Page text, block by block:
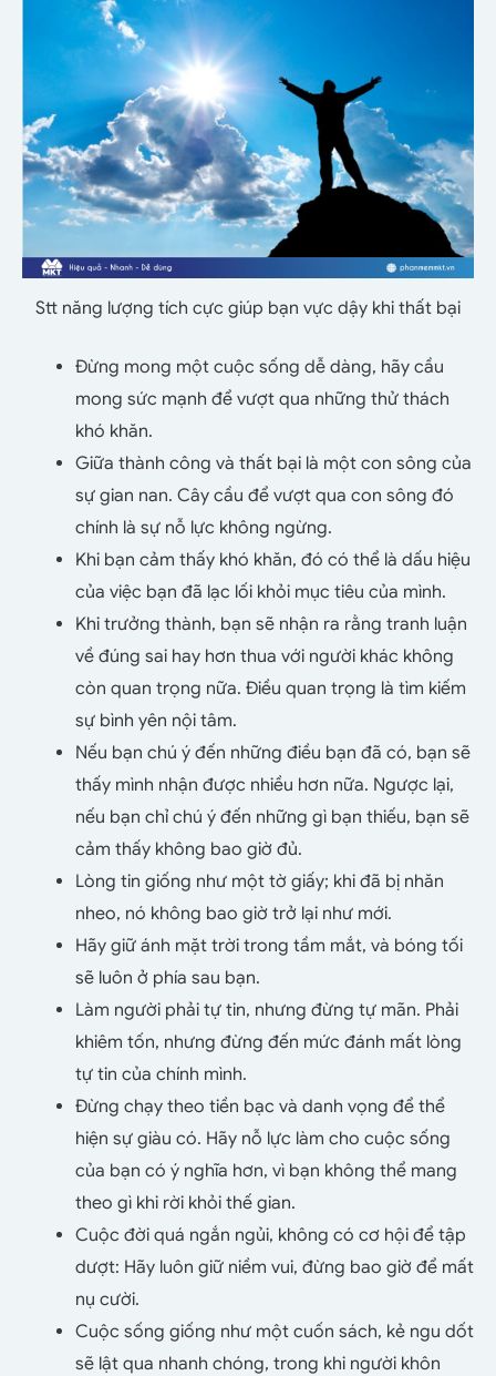
Stt năng lượng tích cực giúp bạn vực dậy khi thất bại
Đừng mong một cuộc sống dễ dàng, hãy cầu
mong sức mạnh để vượt qua những thử thách
khó khăn.
Giữa thành công và thất bại là một con sông của
sự gian nan. Cây cầu để vượt qua con sông đó
chính là sự nỗ lực không ngừng.
Khi bạn cảm thấy khó khăn, đó có thể là dấu hiệu
của việc bạn đã lạc lối khỏi mục tiêu của mình.
Khi trưởng thành, bạn sẽ nhận ra rằng tranh luận
về đúng sai hay hơn thua với người khác không
còn quan trọng nữa. Điều quan trọng là tìm kiếm
sự bình yên nội tâm.
Nếu bạn chú ý đến những điều bạn đã có, bạn sẽ
thấy mình nhận được nhiều hơn nữa. Ngược lại,
nếu bạn chỉ chú ý đến những gì bạn thiếu, bạn sẽ
cảm thấy không bao giờ đủ.
Lòng tin giống như một tờ giấy; khi đã bị nhăn
nheo, nó không bao giờ trở lại như mới.
Hãy giữ ánh mặt trời trong tầm mắt, và bóng tối
sẽ luôn ở phía sau bạn.
Làm người phải tự tin, nhưng đừng tự mãn. Phải
khiêm tốn, nhưng đừng đến mức đánh mất lòng
tự tin của chính mình.
Đừng chạy theo tiền bạc và danh vọng để thể
hiện sự giàu có. Hãy nỗ lực làm cho cuộc sống
của bạn có ý nghĩa hơn, vì bạn không thể mang
theo gì khi rời khỏi thế gian.
Cuộc đời quá ngắn ngủi, không có cơ hội để tập
dượt: Hãy luôn giữ niềm vui, đừng bao giờ để mất
nụ cười.
Cuộc sống giống như một cuốn sách, kẻ ngu dốt
sẽ lật qua nhanh chóng, trong khi người khôn